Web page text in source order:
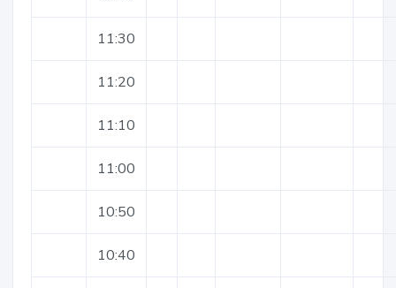
11:30
11:20
11:10
11:00
10:50
10:40